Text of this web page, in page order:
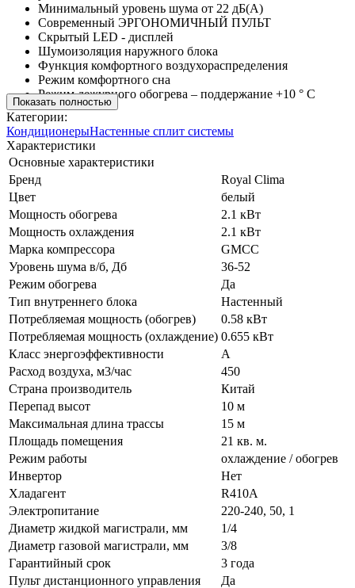
Минимальный уровень шума от 22 дБ(А)
Современный ЭРГОНОМИЧНЫЙ ПУЛЬТ
Скрытый LED - дисплей
Шумоизоляция наружного блока
Функция комфортного воздухораспределения
Режим комфортного сна
Режим дежурного обогрева – поддержание +10 ° C
Показать полностью
Категории:
КондиционерыНастенные сплит системы
Характеристики
Основные характеристики
Бренд
Royal Clima
Цвет
белый
Мощность обогрева
2.1 кВт
Мощность охлаждения
2.1 кВт
Марка компрессора
GMCC
Уровень шума в/б, Дб
36-52
Режим обогрева
Да
Тип внутреннего блока
Настенный
Потребляемая мощность (обогрев)
0.58 кВт
Потребляемая мощность (охлаждение) 0.655 кВт
Класс энергоэффективности
A
Расход воздуха, м3/час
450
Страна производитель
Китай
Перепад высот
10 м
Максимальная длина трассы
15 м
Площадь помещения
21 кв. м.
Режим работы
охлаждение / обогрев
Инвертор
Нет
Хладагент
R410A
Электропитание
220-240, 50, 1
Диаметр жидкой магистрали, мм
1/4
Диаметр газовой магистрали, мм
3/8
Гарантийный срок
3 года
Пульт дистанционного управления
Да